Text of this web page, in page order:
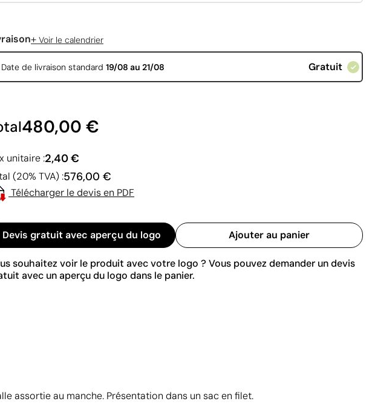
+ Voir le calendrier
Date de livraison standard 19/08 au 21/08 Gratuit
480,00 €
unitaire :2,40 €
(20% TVA) :576,00 €
Télécharger le devis en PDF
Devis gratuit avec aperçu du logo Ajouter au panier
souhaitez voir le produit avec votre logo ? Vous pouvez demander un devis
avec un aperçu du logo dans le panier.
assortie au manche. Présentation dans un sac en filet.